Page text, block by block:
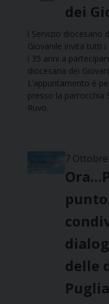
dei
l Servizio diocesano
Giovanile invita tutti
i 35 anni a
diocesana dei
L’appuntamento è
presso la parrocchia
Ruvo.
7 Ottobre
delle
Puglia